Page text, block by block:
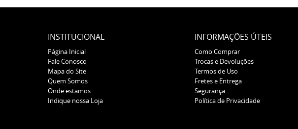
INSTITUCIONAL
Página Inicial
Fale Conosco
Mapa do Site
Quem Somos
Onde estamos
Indique nossa Loja
INFORMAÇÕES ÚTEIS
Como Comprar
Trocas e Devoluções
Termos de Uso
Fretes e Entrega
Segurança
Política de Privacidade